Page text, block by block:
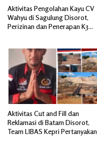
Aktivitas Pengolahan Kayu CV
Wahyu di Sagulung Disorot,
Perizinan dan Penerapan K3
Aktivitas Cut and Fill dan
Reklamasi di Batam Disorot,
Team LIBAS Kepri Pertanyakan